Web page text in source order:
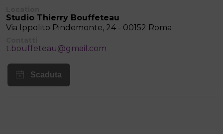
Studio Thierry Bouffeteau
Via Ippolito Pindemonte, 24 - 00152 Roma
t.bouffeteau@gmail.com